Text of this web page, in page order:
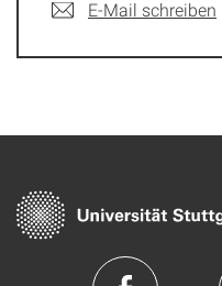
E-Mail schreiben